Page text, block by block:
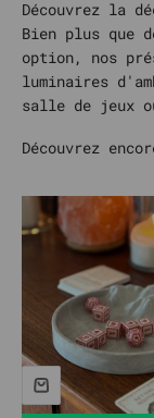
Bien plus que
option, nos
luminaires
salle de jeux
Découvrez